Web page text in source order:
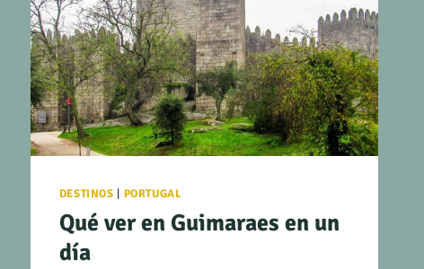
DESTINOS | PORTUGAL
Qué ver en Guimaraes en un
día